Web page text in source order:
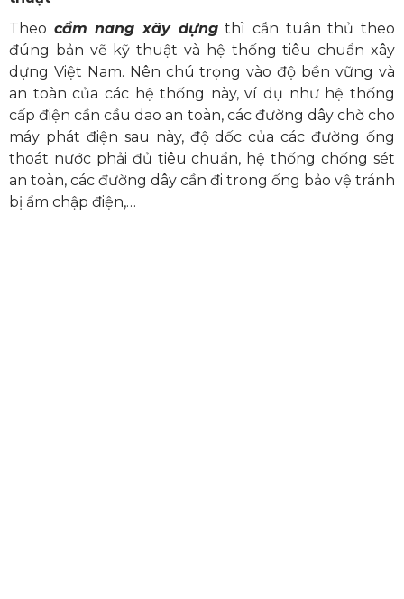
Theo cẩm nang xây dựngthì cần tuân thủ theo
đúng bản vẽ kỹ thuật và hệ thống tiêu chuẩn xây
dựng Việt Nam. Nên chú trọng vào độ bền vững và
an toàn của các hệ thống này, ví dụ như hệ thống
cấp điện cần cầu dao an toàn, các đường dây chờ cho
máy phát điện sau này, độ dốc của các đường ống
thoát nước phải đủ tiêu chuẩn, hệ thống chống sét
an toàn, các đường dây cần đi trong ống bảo vệ tránh
bị ẩm chập điện,…